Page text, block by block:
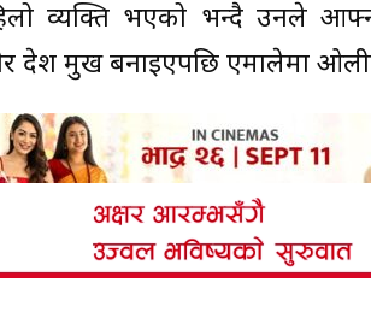
व्यक्ति भएको भन्दै उनले
प्रमुख बनाइएपछि एमालेमा